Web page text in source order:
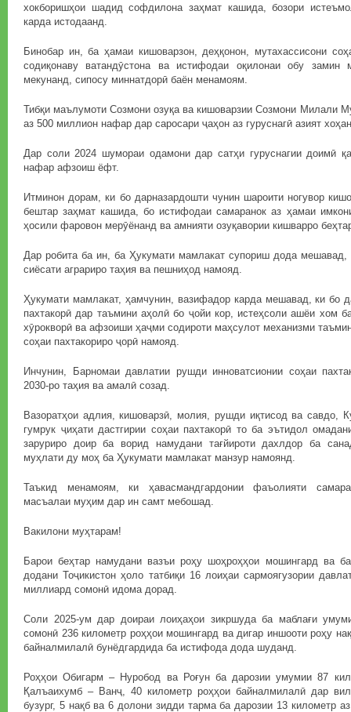
хокборишҳои шадид софдилона заҳмат кашида, бозори
карда истодаанд.
Бинобар ин, ба ҳамаи кишоварзон, деҳқонон, мутахассисони
содиқонаву ватандӯстона ва истифодаи оқилонаи обу замин
мекунанд, сипосу миннатдорӣ баён менамоям.
Тибқи маълумоти Созмони озуқа ва кишоварзии Созмони Милали
аз 500 миллион нафар дар саросари ҷаҳон аз гуруснагӣ азият
Дар соли 2024 шумораи одамони дар сатҳи гуруснагии доимӣ
нафар афзоиш ёфт.
Итминон дорам, ки бо дарназардошти чунин шароити ногувор
бештар заҳмат кашида, бо истифодаи самаранок аз ҳамаи
ҳосили фаровон мерӯёнанд ва амнияти озуқавории кишварро
Дар робита ба ин, ба Ҳукумати мамлакат супориш дода мешавад,
сиёсати аграриро таҳия ва пешниҳод намояд.
Ҳукумати мамлакат, ҳамчунин, вазифадор карда мешавад, ки бо
пахтакорӣ дар таъмини аҳолӣ бо ҷойи кор, истеҳсоли ашёи хом
хӯрокворӣ ва афзоиши ҳаҷми содироти маҳсулот механизми
соҳаи пахтакориро ҷорӣ намояд.
Инчунин, Барномаи давлатии рушди инноватсионии соҳаи
2030-ро таҳия ва амалӣ созад.
Вазоратҳои адлия, кишоварзӣ, молия, рушди иқтисод ва савдо,
гумрук ҷиҳати дастгирии соҳаи пахтакорӣ то ба эътидол
заруриро доир ба ворид намудани тағйироти дахлдор ба
муҳлати ду моҳ ба Ҳукумати мамлакат манзур намоянд.
Таъкид менамоям, ки ҳавасмандгардонии фаъолияти
масъалаи муҳим дар ин самт мебошад.
Вакилони муҳтарам!
Барои беҳтар намудани вазъи роҳу шоҳроҳҳои мошингард ва
додани Тоҷикистон ҳоло татбиқи 16 лоиҳаи сармоягузории
миллиард сомонӣ идома дорад.
Соли 2025-ум дар доираи лоиҳаҳои зикршуда ба маблағи
сомонӣ 236 километр роҳҳои мошингард ва дигар иншооти роҳу
байналмилалӣ бунёдгардида ба истифода дода шуданд.
Роҳҳои Обигарм – Нуробод ва Роғун ба дарозии умумии 87
Қалъаихумб – Ванҷ, 40 километр роҳҳои байналмилалӣ дар
бузург, 5 нақб ва 6 долони зидди тарма ба дарозии 13 километр